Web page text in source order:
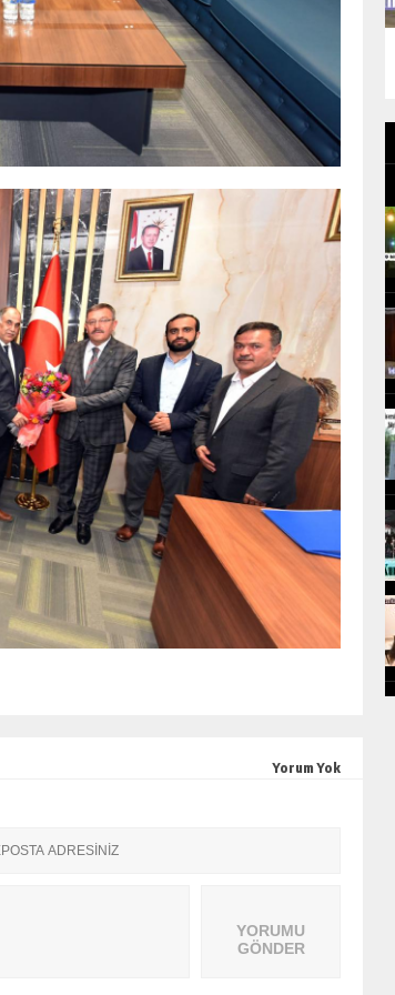
Yorum Yok
YORUMU
GÖNDER